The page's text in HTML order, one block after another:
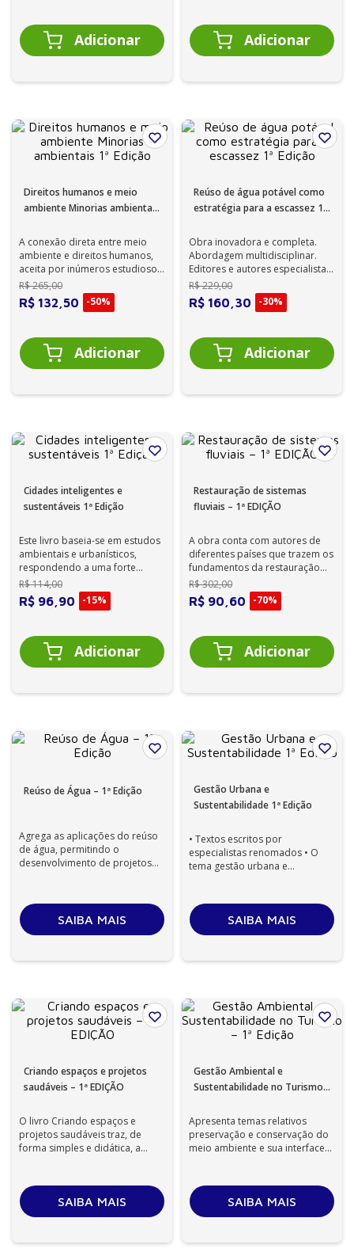
Direitos humanos e meio
ambiente Minorias ambientais
A conexão direta entre meio
ambiente e direitos humanos,
aceita por inúmeros estudiosos
e textos internacionais de
diver...
R$265,00
R$ 132 50 -50%
Reúso de água potável como
estratégia para a escassez 1ª
Obra inovadora e completa.
Abordagem multidisciplinar.
Editores e autores especialistas
e atuantes nas áreas de intere...
R$229,00
R$ 160 30 -30%
Cidades inteligentes e
sustentáveis 1ª Edição
Este livro baseia-se em estudos
ambientais e urbanísticos,
respondendo a uma forte
demanda da sociedade para o
enfrentam...
R$114,00
R$ 96 90 -15%
Restauração de sistemas
fluviais – 1ª EDIÇÃO
A obra conta com autores de
diferentes países que trazem os
fundamentos da restauração
fluvial e relatam experiências
re...
R$302,00
R$ 90 60 -70%
Reúso de Água – 1ª Edição
Agrega as aplicações do reúso
de água, permitindo o
desenvolvimento de projetos
SAIBA MAIS
Gestão Urbana e
Sustentabilidade 1ª Edição
• Textos escritos por
especialistas renomados • O
tema gestão urbana e
SAIBA MAIS
Criando espaços e projetos
saudáveis – 1ª EDIÇÃO
O livro Criando espaços e
projetos saudáveis traz, de
forma simples e didática, a
SAIBA MAIS
Gestão Ambiental e
Sustentabilidade no Turismo
Apresenta temas relativos
preservação e conservação do
meio ambiente e sua interface
SAIBA MAIS